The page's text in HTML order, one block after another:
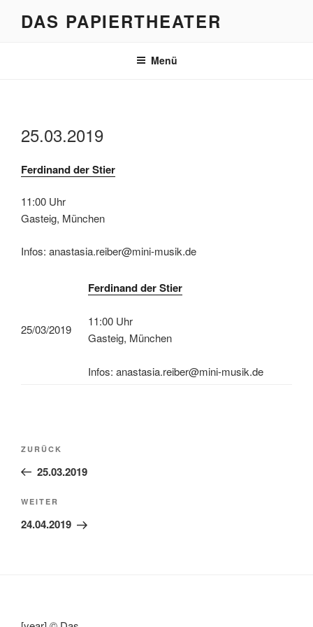
DAS PAPIERTHEATER
Menü
25.03.2019
Ferdinand der Stier
11:00 Uhr
Gasteig, München
Infos: anastasia.reiber@mini-musik.de
25/03/2019
Ferdinand der Stier
11:00 Uhr
Gasteig, München
Infos: anastasia.reiber@mini-musik.de
Beitragsnavigation
Vorheriger
Beitrag
ZURÜCK
25.03.2019
Nächster
Beitrag
WEITER
24.04.2019